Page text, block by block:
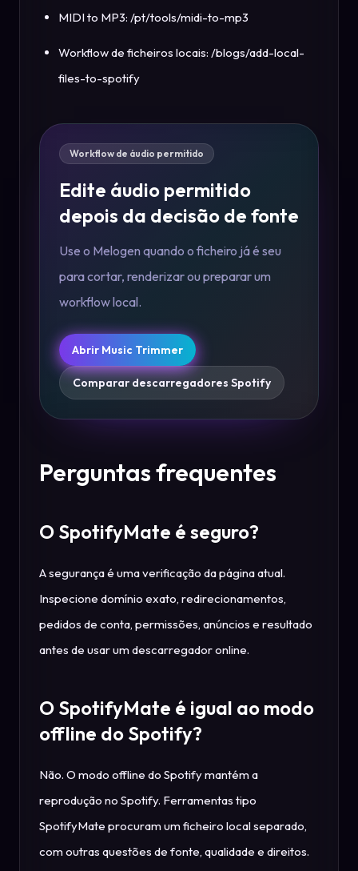
MIDI to MP3: /pt/tools/midi-to-mp3
Workflow de ficheiros locais: /blogs/add-local-
files-to-spotify
Workflow de áudio permitido
Edite áudio permitido
depois da decisão de fonte
Use o Melogen quando o ficheiro já é seu
para cortar, renderizar ou preparar um
workflow local.
Abrir Music Trimmer
Comparar descarregadores Spotify
Perguntas frequentes
O SpotifyMate é seguro?
A segurança é uma verificação da página atual.
Inspecione domínio exato, redirecionamentos,
pedidos de conta, permissões, anúncios e resultado
antes de usar um descarregador online.
O SpotifyMate é igual ao modo
offline do Spotify?
Não. O modo offline do Spotify mantém a
reprodução no Spotify. Ferramentas tipo
SpotifyMate procuram um ficheiro local separado,
com outras questões de fonte, qualidade e direitos.